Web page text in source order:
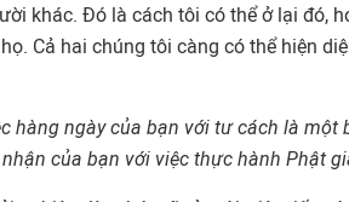
khác. Đó là cách tôi có thể ở lại đó,
Cả hai chúng tôi càng có thể hiện
hàng ngày của bạn với tư cách là
của bạn với việc thực hành Phật